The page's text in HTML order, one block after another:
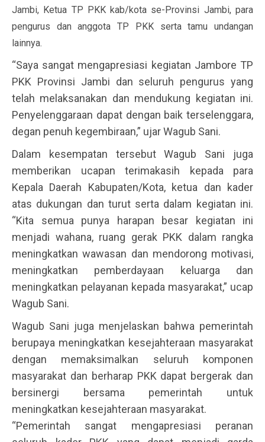
Jambi, Ketua TP PKK kab/kota se-Provinsi Jambi, para
pengurus dan anggota TP PKK serta tamu undangan
lainnya.
“Saya sangat mengapresiasi kegiatan Jambore TP
PKK Provinsi Jambi dan seluruh pengurus yang
telah melaksanakan dan mendukung kegiatan ini.
Penyelenggaraan dapat dengan baik terselenggara,
degan penuh kegembiraan,” ujar Wagub Sani.
Dalam kesempatan tersebut Wagub Sani juga
memberikan ucapan terimakasih kepada para
Kepala Daerah Kabupaten/Kota, ketua dan kader
atas dukungan dan turut serta dalam kegiatan ini.
“Kita semua punya harapan besar kegiatan ini
menjadi wahana, ruang gerak PKK dalam rangka
meningkatkan wawasan dan mendorong motivasi,
meningkatkan pemberdayaan keluarga dan
meningkatkan pelayanan kepada masyarakat,” ucap
Wagub Sani.
Wagub Sani juga menjelaskan bahwa pemerintah
berupaya meningkatkan kesejahteraan masyarakat
dengan memaksimalkan seluruh komponen
masyarakat dan berharap PKK dapat bergerak dan
bersinergi bersama pemerintah untuk
meningkatkan kesejahteraan masyarakat.
“Pemerintah sangat mengapresiasi peranan